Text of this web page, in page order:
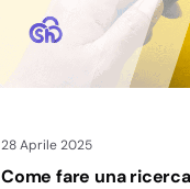
28 Aprile 2025
Come fare una